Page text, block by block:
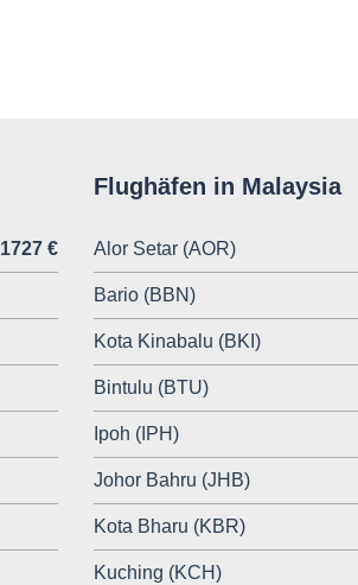
1727 €
Flughäfen in Malaysia
Alor Setar (AOR)
Bario (BBN)
Kota Kinabalu (BKI)
Bintulu (BTU)
Ipoh (IPH)
Johor Bahru (JHB)
Kota Bharu (KBR)
Kuching (KCH)